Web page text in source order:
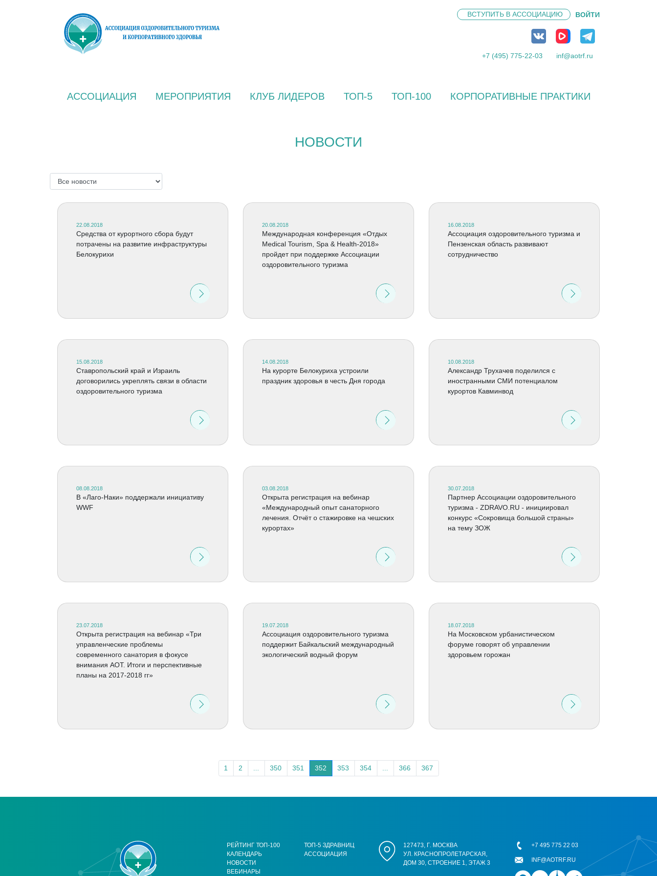
ВСТУПИТЬ В АССОЦИАЦИЮ ВОЙТИ
+7 (495) 775-22-03 inf@aotrf.ru
АССОЦИАЦИЯ МЕРОПРИЯТИЯ КЛУБ ЛИДЕРОВ ТОП-5 ТОП-100 КОРПОРАТИВНЫЕ ПРАКТИКИ
НОВОСТИ
22.08.2018
Средства от курортного сбора будут
потрачены на развитие инфраструктуры
Белокурихи
20.08.2018
Международная конференция «Отдых
Medical Tourism, Spa & Health-2018»
пройдет при поддержке Ассоциации
оздоровительного туризма
16.08.2018
Ассоциация оздоровительного туризма и
Пензенская область развивают
сотрудничество
15.08.2018
Ставропольский край и Израиль
договорились укреплять связи в области
оздоровительного туризма
14.08.2018
На курорте Белокуриха устроили
праздник здоровья в честь Дня города
10.08.2018
Александр Трухачев поделился с
иностранными СМИ потенциалом
курортов Кавминвод
08.08.2018
В «Лаго-Наки» поддержали инициативу
WWF
03.08.2018
Открыта регистрация на вебинар
«Международный опыт санаторного
лечения. Отчёт о стажировке на чешских
курортах»
30.07.2018
Партнер Ассоциации оздоровительного
туризма - ZDRAVO.RU - инициировал
конкурс «Сокровища большой страны»
на тему ЗОЖ
23.07.2018
Открыта регистрация на вебинар «Три
управленческие проблемы
современного санатория в фокусе
внимания АОТ. Итоги и перспективные
планы на 2017-2018 гг»
19.07.2018
Ассоциация оздоровительного туризма
поддержит Байкальский международный
экологический водный форум
18.07.2018
На Московском урбанистическом
форуме говорят об управлении
здоровьем горожан
1 2 350 351 352 353 354 366 367
РЕЙТИНГ ТОП-100
КАЛЕНДАРЬ
НОВОСТИ
ВЕБИНАРЫ
ТОП-5 ЗДРАВНИЦ
АССОЦИАЦИЯ
127473, Г. МОСКВА
УЛ. КРАСНОПРОЛЕТАРСКАЯ,
ДОМ 30, СТРОЕНИЕ 1, ЭТАЖ 3
+7 495 775 22 03
INF@AOTRF.RU